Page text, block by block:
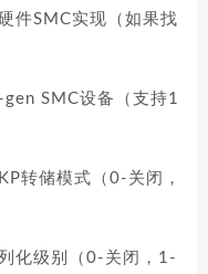
件SMC实现（如果找
SMC设备（支持1
转储模式（0-关闭，
化级别（0-关闭，1-